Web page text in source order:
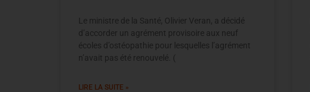
Le ministre de la Santé, Olivier Veran, a décidé
d’accorder un agrément provisoire aux neuf
écoles d’ostéopathie pour lesquelles l’agrément
n’avait pas été renouvelé. (
LIRE LA SUITE »